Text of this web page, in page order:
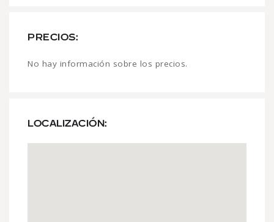
PRECIOS:
No hay información sobre los precios.
LOCALIZACIÓN: